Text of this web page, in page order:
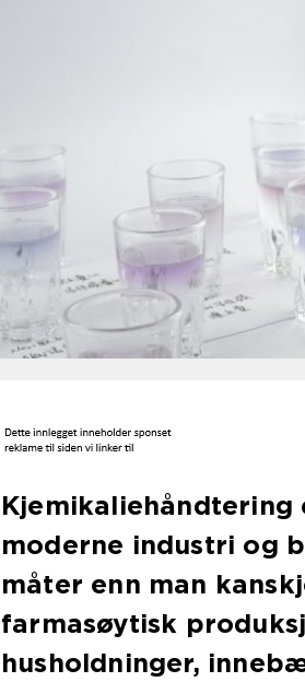
moderne industri og
måter enn man
farmasøytisk
husholdninger,